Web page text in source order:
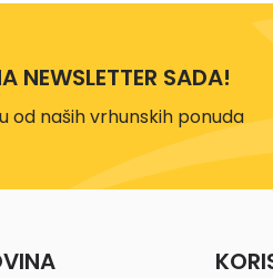
NEWSLETTER SADA!
od naših vrhunskih ponuda